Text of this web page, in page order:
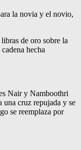
la novia y el novio,
de oro sobre la
hecha
Nair y Namboothri
una cruz repujada y se
se reemplaza por